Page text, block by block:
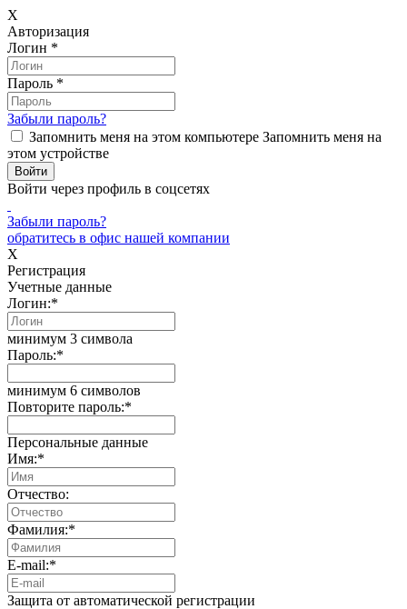
X
Авторизация
Логин *
Пароль *
Забыли пароль?
Запомнить меня на этом компьютере Запомнить меня на
этом устройстве
Войти через профиль в соцсетях
Забыли пароль?
обратитесь в офис нашей компании
X
Регистрация
Учетные данные
Логин:*
минимум 3 символа
Пароль:*
минимум 6 символов
Повторите пароль:*
Персональные данные
Имя:*
Отчество:
Фамилия:*
E-mail:*
Защита от автоматической регистрации